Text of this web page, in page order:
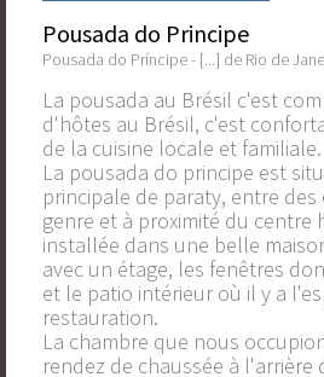
Pousada do Principe
Pousada do Príncipe - [...] de Rio de
La pousada au Brésil c'est
d'hôtes au Brésil, c'est
de la cuisine locale et familiale.
La pousada do principe est
principale de paraty, entre
genre et à proximité du centre
installée dans une belle
avec un étage, les fenêtres
et le patio intérieur où il y a
restauration.
La chambre que nous
rendez de chaussée à l'arrière